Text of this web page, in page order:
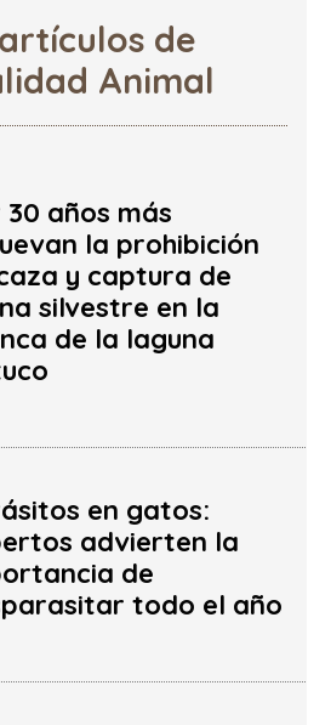
de
Animal
30 años más
la prohibición
y captura de
silvestre en la
de la laguna
en gatos:
advierten la
de
todo el año